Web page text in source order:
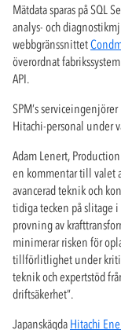
Mätdata sparas på SQL
analys- och
webbgränssnittet
överordnat
API.
SPM’s
Hitachi-personal under
Adam Lenert,
en kommentar till valet
avancerad teknik och
tidiga tecken på slitage
provning av
minimerar risken för
tillförlitlighet under
teknik och expertstöd
driftsäkerhet”.
Japanskägda Hitachi